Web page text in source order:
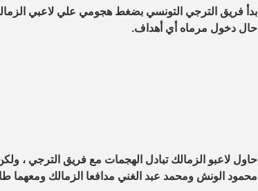
بدأ فريق الترجي التونسي بضغط هجومي علي لاعبي
حال دخول مرماه أي أهداف.
حاول لاعبو الزمالك تبادل الهجمات مع فريق الترجي ،
محمود الونش ومحمد عبد الغني مدافعا الزمالك ومعهما